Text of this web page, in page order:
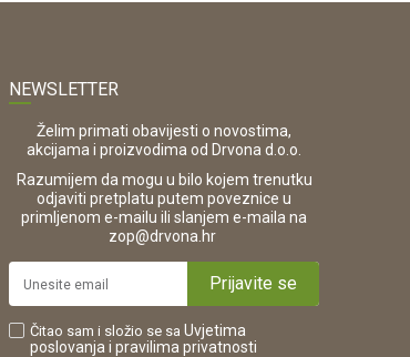
NEWSLETTER
Želim primati obavijesti o novostima,
akcijama i proizvodima od Drvona d.o.o.
Razumijem da mogu u bilo kojem trenutku
odjaviti pretplatu putem poveznice u
primljenom e-mailu ili slanjem e-maila na
zop@drvona.hr.
Prijavite se
Čitao sam i složio se sa Uvjetima
poslovanja i pravilima privatnosti